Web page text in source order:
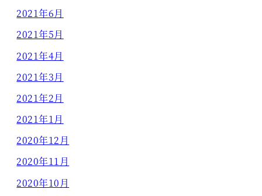
2021年6月
2021年5月
2021年4月
2021年3月
2021年2月
2021年1月
2020年12月
2020年11月
2020年10月